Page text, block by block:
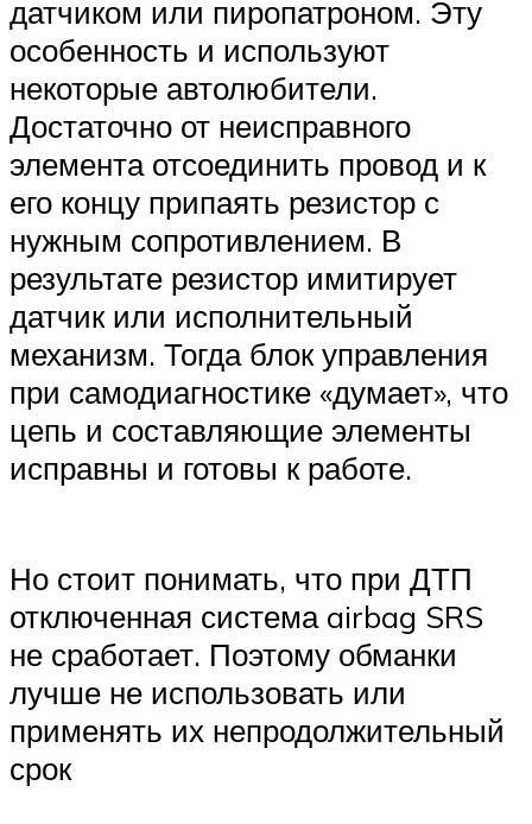
датчиком или пиропатроном. Эту
особенность и используют
некоторые автолюбители.
Достаточно от неисправного
элемента отсоединить провод и к
его концу припаять резистор с
нужным сопротивлением. В
результате резистор имитирует
датчик или исполнительный
механизм. Тогда блок управления
при самодиагностике «думает», что
цепь и составляющие элементы
исправны и готовы к работе.
Но стоит понимать, что при ДТП
отключенная система airbag SRS
не сработает. Поэтому обманки
лучше не использовать или
применять их непродолжительный
срок